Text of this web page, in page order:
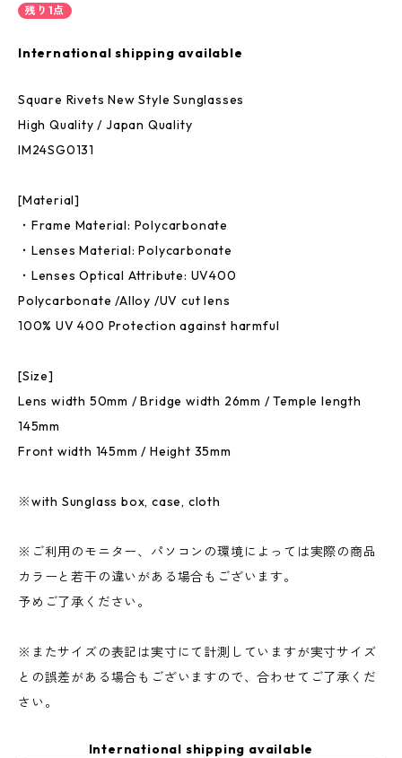
残り1点
International shipping available
Square Rivets New Style Sunglasses
High Quality / Japan Quality
IM24SG0131
[Material]
・Frame Material: Polycarbonate
・Lenses Material: Polycarbonate
・Lenses Optical Attribute: UV400
Polycarbonate /Alloy /UV cut lens
100% UV 400 Protection against harmful
[Size]
Lens width 50mm / Bridge width 26mm / Temple length
145mm
Front width 145mm / Height 35mm
※with Sunglass box, case, cloth
※ご利用のモニター、パソコンの環境によっては実際の商品
カラーと若干の違いがある場合もございます。
予めご了承ください。
※またサイズの表記は実寸にて計測していますが実寸サイズ
との誤差がある場合もございますので、合わせてご了承くだ
さい。
International shipping available